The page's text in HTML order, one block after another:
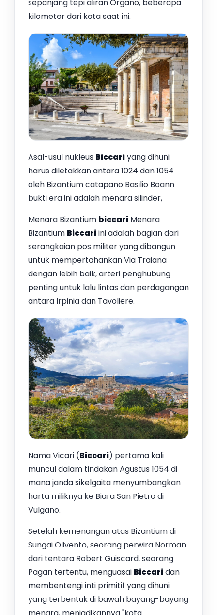
sepanjang tepi aliran Organo, beberapa
kilometer dari kota saat ini.
Asal-usul nukleus Biccariyang dihuni
harus diletakkan antara 1024 dan 1054
oleh Bizantium catapano Basilio Boann
bukti era ini adalah menara silinder,
Menara Bizantium biccari Menara
Bizantium Biccariini adalah bagian dari
serangkaian pos militer yang dibangun
untuk mempertahankan Via Traiana
dengan lebih baik, arteri penghubung
penting untuk lalu lintas dan perdagangan
antara Irpinia dan Tavoliere.
Nama Vicari (Biccari) pertama kali
muncul dalam tindakan Agustus 1054 di
mana janda sikelgaita menyumbangkan
harta miliknya ke Biara San Pietro di
Vulgano.
Setelah kemenangan atas Bizantium di
Sungai Olivento, seorang perwira Norman
dari tentara Robert Guiscard, seorang
Pagan tertentu, menguasai Biccaridan
membentengi inti primitif yang dihuni
yang terbentuk di bawah bayang-bayang
menara, menjadikannya "kota